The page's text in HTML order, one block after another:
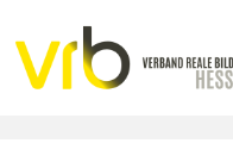
Inhalt
springen